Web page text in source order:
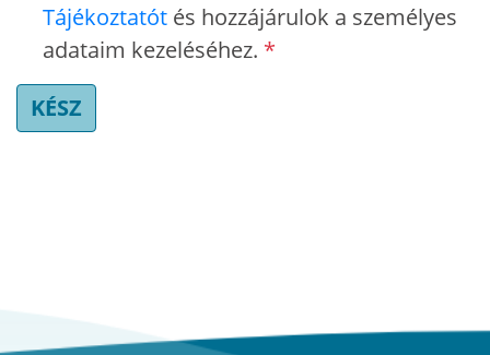
Tájékoztatót és hozzájárulok a személyes
adataim kezeléséhez. *
KÉSZ